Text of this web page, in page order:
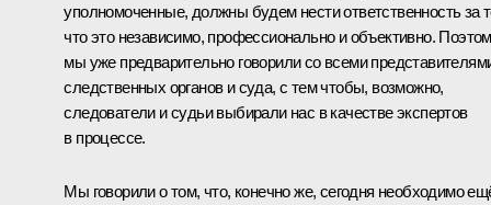
уполномоченные, должны будем нести ответственность за
что это независимо, профессионально и объективно.
мы уже предварительно говорили со всеми
следственных органов и суда, с тем чтобы, возможно,
следователи и судьи выбирали нас в качестве экспертов
в процессе.
Мы говорили о том, что, конечно же, сегодня необходимо